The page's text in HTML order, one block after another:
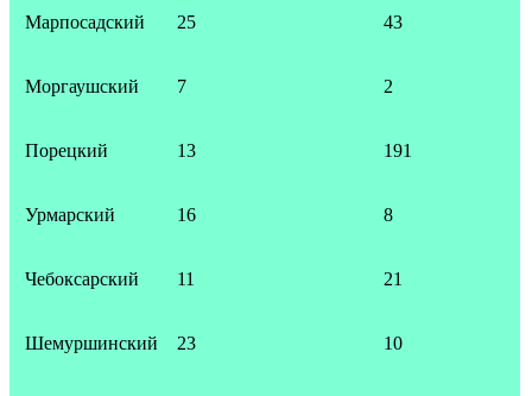
Марпосадский 25 43
Моргаушский 7 2
Порецкий 13 191
Урмарский 16 8
Чебоксарский 11 21
Шемуршинский 23 10